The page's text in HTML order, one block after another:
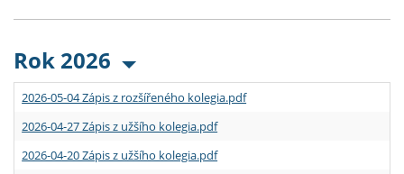
Rok 2026
2026-05-04 Zápis z rozšířeného kolegia.pdf
2026-04-27 Zápis z užšího kolegia.pdf
2026-04-20 Zápis z užšího kolegia.pdf